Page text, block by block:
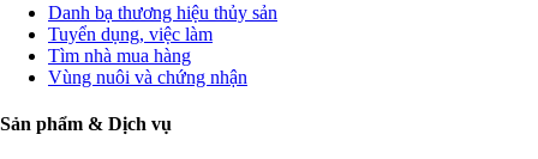
Danh bạ thương hiệu thủy sản
Tuyển dụng, việc làm
Tìm nhà mua hàng
Vùng nuôi và chứng nhận
Sản phẩm & Dịch vụ